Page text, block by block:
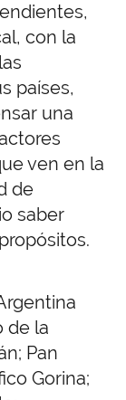
con la
países,
una
ven en la
de
saber
de la
Pan
Gorina;